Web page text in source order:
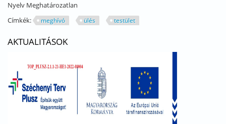
Nyelv Meghatározatlan
Címkék:
meghívó ülés testület
AKTUALITÁSOK